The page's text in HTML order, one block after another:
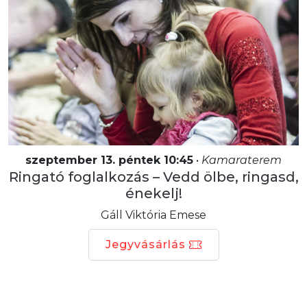
szeptember 13. péntek 10:45 • Kamaraterem
Ringató foglalkozás – Vedd ölbe, ringasd,
énekelj!
Gáll Viktória Emese
Jegyvásárlás